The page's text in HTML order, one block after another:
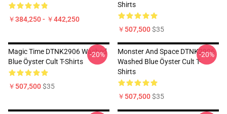
￥384,250 - ￥442,250
Shirts
￥507,500$35
Magic Time DTNK2906 Washed
Blue Öyster Cult T-Shirts
￥507,500$35
-20%
Monster And Space DTNK2906
Washed Blue Öyster Cult T-
Shirts
￥507,500$35
-20%